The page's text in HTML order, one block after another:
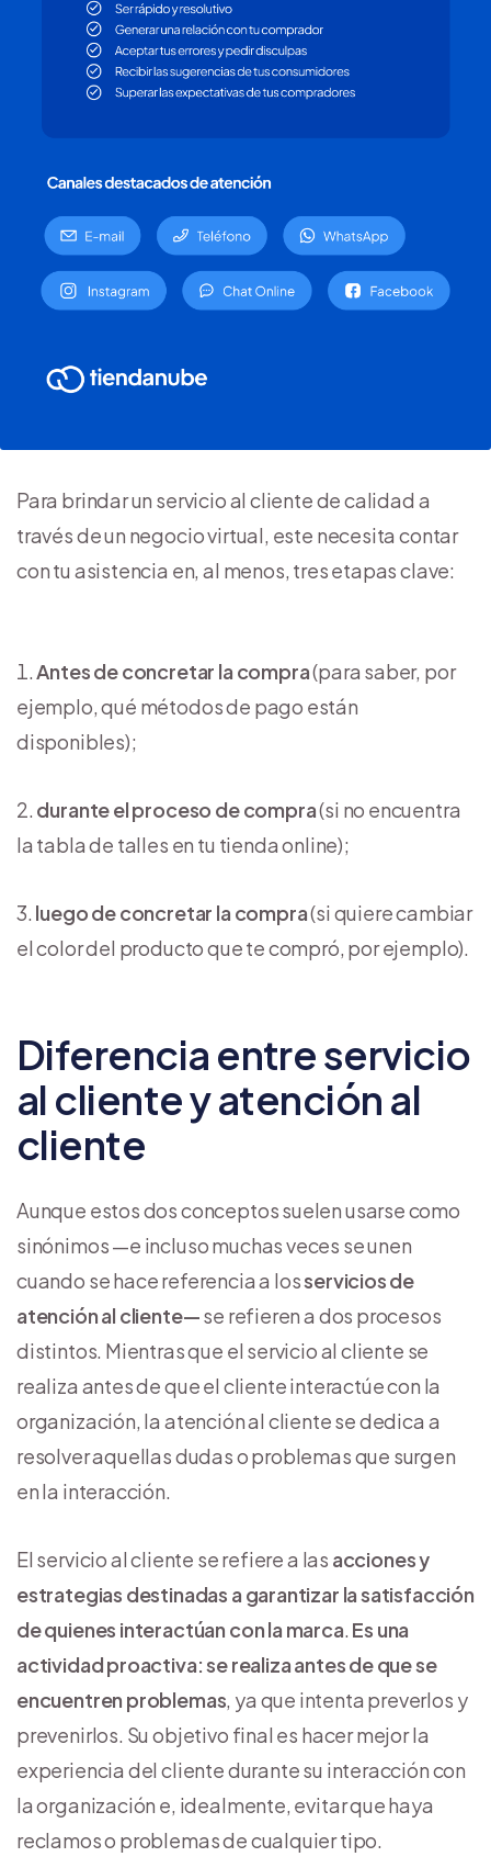
Para brindar un servicio al cliente de calidad a
través de un negocio virtual, este necesita contar
con tu asistencia en, al menos, tres etapas clave:
Antes de concretar la compra(para saber, por
ejemplo, qué métodos de pago están
disponibles);
durante el proceso de compra(si no encuentra
la tabla de talles en tu tienda online);
luego de concretar la compra(si quiere cambiar
el color del producto que te compró, por ejemplo).
Diferencia entre servicio
al cliente y atención al
cliente
Aunque estos dos conceptos suelen usarse como
sinónimos —e incluso muchas veces se unen
cuando se hace referencia a losservicios de
atención al cliente—se refieren a dos procesos
distintos. Mientras que el servicio al cliente se
realiza antes de que el cliente interactúe con la
organización, la atención al cliente se dedica a
resolver aquellas dudas o problemas que surgen
en la interacción.
El servicio al cliente se refiere a las acciones y
estrategias destinadas a garantizar la satisfacción
de quienes interactúan con la marca. Es una
actividad proactiva: se realiza antes de que se
encuentren problemas, ya que intenta preverlos y
prevenirlos. Su objetivo final es hacer mejor la
experiencia del cliente durante su interacción con
la organización e, idealmente, evitar que haya
reclamos o problemas de cualquier tipo.